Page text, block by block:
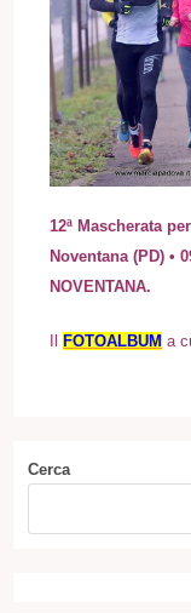
12ª Mascherata
Noventana (PD) •
NOVENTANA.
FOTOALBUM a
Cerca